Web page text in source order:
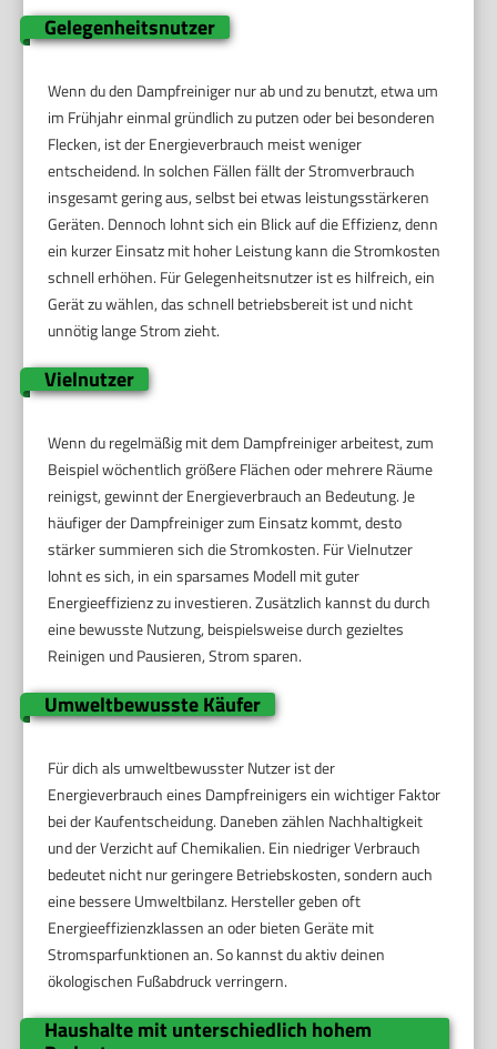
Gelegenheitsnutzer
Wenn du den Dampfreiniger nur ab und zu benutzt, etwa um
im Frühjahr einmal gründlich zu putzen oder bei besonderen
Flecken, ist der Energieverbrauch meist weniger
entscheidend. In solchen Fällen fällt der Stromverbrauch
insgesamt gering aus, selbst bei etwas leistungsstärkeren
Geräten. Dennoch lohnt sich ein Blick auf die Effizienz, denn
ein kurzer Einsatz mit hoher Leistung kann die Stromkosten
schnell erhöhen. Für Gelegenheitsnutzer ist es hilfreich, ein
Gerät zu wählen, das schnell betriebsbereit ist und nicht
unnötig lange Strom zieht.
Vielnutzer
Wenn du regelmäßig mit dem Dampfreiniger arbeitest, zum
Beispiel wöchentlich größere Flächen oder mehrere Räume
reinigst, gewinnt der Energieverbrauch an Bedeutung. Je
häufiger der Dampfreiniger zum Einsatz kommt, desto
stärker summieren sich die Stromkosten. Für Vielnutzer
lohnt es sich, in ein sparsames Modell mit guter
Energieeffizienz zu investieren. Zusätzlich kannst du durch
eine bewusste Nutzung, beispielsweise durch gezieltes
Reinigen und Pausieren, Strom sparen.
Umweltbewusste Käufer
Für dich als umweltbewusster Nutzer ist der
Energieverbrauch eines Dampfreinigers ein wichtiger Faktor
bei der Kaufentscheidung. Daneben zählen Nachhaltigkeit
und der Verzicht auf Chemikalien. Ein niedriger Verbrauch
bedeutet nicht nur geringere Betriebskosten, sondern auch
eine bessere Umweltbilanz. Hersteller geben oft
Energieeffizienzklassen an oder bieten Geräte mit
Stromsparfunktionen an. So kannst du aktiv deinen
ökologischen Fußabdruck verringern.
Haushalte mit unterschiedlich hohem